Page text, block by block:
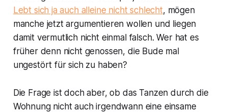
Lebt sich ja auch alleine nicht schlecht, mögen
manche jetzt argumentieren wollen und liegen
damit vermutlich nicht einmal falsch. Wer hat es
früher denn nicht genossen, die Bude mal
ungestört für sich zu haben?
Die Frage ist doch aber, ob das Tanzen durch die
Wohnung nicht auch irgendwann eine einsame